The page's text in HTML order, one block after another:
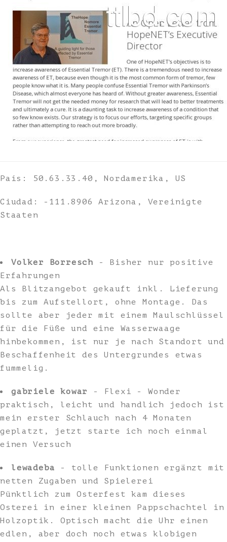
País: 50.63.33.40, Nordamerika, US
Ciudad: -111.8906 Arizona, Vereinigte
Staaten
Volker Borresch - Bisher nur positive
Erfahrungen
Als Blitzangebot gekauft inkl. Lieferung
bis zum Aufstellort, ohne Montage. Das
sollte aber jeder mit einem Maulschlüssel
für die Füße und eine Wasserwaage
hinbekommen, ist nur je nach Standort und
Beschaffenheit des Untergrundes etwas
fummelig.
gabriele kowar
- Flexi - Wonder
praktisch, leicht und handlich jedoch ist
mein erster Schlauch nach 4 Monaten
geplatzt, jetzt starte ich noch einmal
einen Versuch
lewadeba - tolle Funktionen ergänzt mit
netten Zugaben und Spielerei
Pünktlich zum Osterfest kam dieses
Osterei in einer kleinen Pappschachtel in
Holzoptik. Optisch macht die Uhr einen
edlen, aber doch noch etwas klobigen